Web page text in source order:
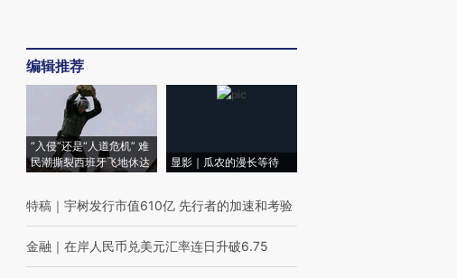
编辑推荐
“入侵”还是“人道危机” 难
民潮撕裂西班牙飞地休达
显影｜瓜农的漫长等待
特稿 ｜ 宇树发行市值610亿 先行者的加速和考验
金融 ｜ 在岸人民币兑美元汇率连日升破6.75